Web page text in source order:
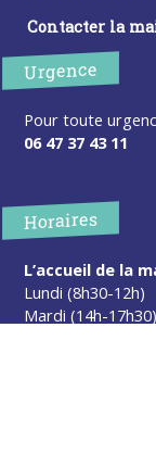
Contacter la
Urgence
Pour toute
06 47 37 43 11
Horaires
L’accueil de la
Lundi (8h30-12h)
Mardi (14h-17h30)